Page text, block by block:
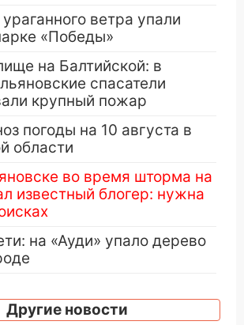
ветра упали
«Победы»
на Балтийской: в
спасатели
крупный пожар
погоды на 10 августа в
области
во время шторма на
известный блогер: нужна
на «Ауди» упало дерево
выгорела кухня в
Другие новости